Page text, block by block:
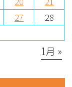
27
28
1月 »